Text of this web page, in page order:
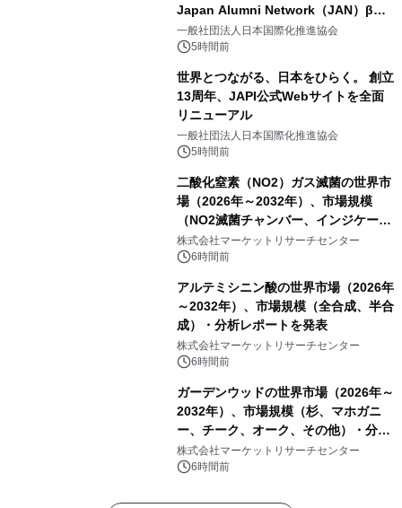
Japan Alumni Network（JAN）β版
をリリース
一般社団法人日本国際化推進協会
5時間前
世界とつながる、日本をひらく。 創立
13周年、JAPI公式Webサイトを全面
リニューアル
一般社団法人日本国際化推進協会
5時間前
二酸化窒素（NO2）ガス滅菌の世界市
場（2026年～2032年）、市場規模
（NO2滅菌チャンバー、インジケータ
ーおよびモニタリングシステム、その
他）・分析レポートを発表
株式会社マーケットリサーチセンター
6時間前
アルテミシニン酸の世界市場（2026年
～2032年）、市場規模（全合成、半合
成）・分析レポートを発表
株式会社マーケットリサーチセンター
6時間前
ガーデンウッドの世界市場（2026年～
2032年）、市場規模（杉、マホガニ
ー、チーク、オーク、その他）・分析
レポートを発表
株式会社マーケットリサーチセンター
6時間前